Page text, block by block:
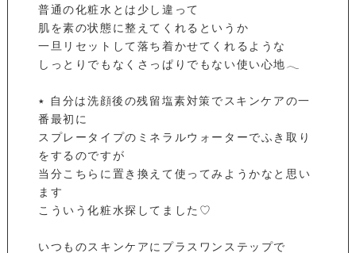
普通の化粧水とは少し違って
肌を素の状態に整えてくれるというか
一旦リセットして落ち着かせてくれるような
しっとりでもなくさっぱりでもない使い心地𓂃
٭ 自分は洗顔後の残留塩素対策でスキンケアの一
番最初に
スプレータイプのミネラルウォーターでふき取り
をするのですが
当分こちらに置き換えて使ってみようかなと思い
ます
こういう化粧水探してました♡
いつものスキンケアにプラスワンステップで